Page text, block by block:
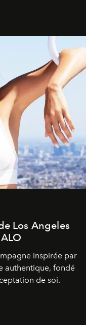
Los Angeles
inspirée par
authentique, fondé
de soi.